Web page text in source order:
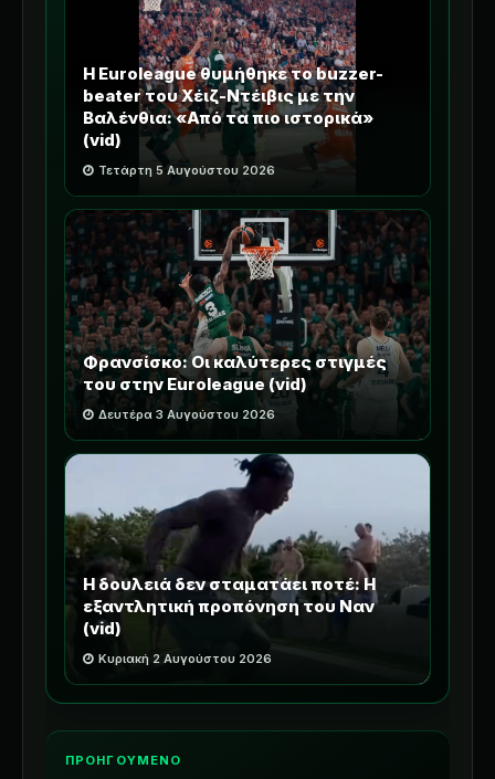
Η Euroleague θυμήθηκε το buzzer-
beater του Χέιζ-Ντέιβις με την
Βαλένθια: «Από τα πιο ιστορικά»
(vid)
Τετάρτη 5 Αυγούστου 2026
Φρανσίσκο: Οι καλύτερες στιγμές
του στην Euroleague (vid)
Δευτέρα 3 Αυγούστου 2026
Η δουλειά δεν σταματάει ποτέ: Η
εξαντλητική προπόνηση του Ναν
(vid)
Κυριακή 2 Αυγούστου 2026
ΠΡΟΗΓΟΥΜΕΝΟ